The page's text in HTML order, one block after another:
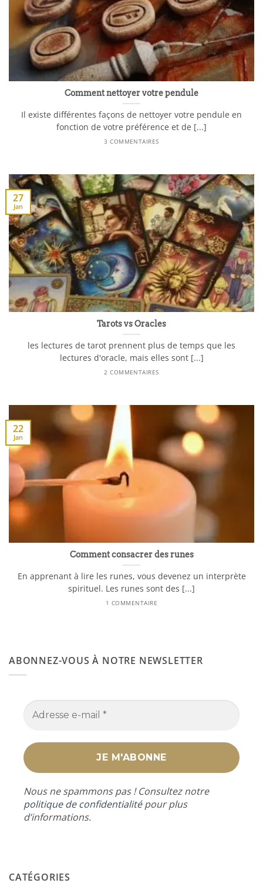
Comment nettoyer votre pendule
Il existe différentes façons de nettoyer votre pendule en
fonction de votre préférence et de [...]
3 COMMENTAIRES
Tarots vs Oracles
les lectures de tarot prennent plus de temps que les
lectures d'oracle, mais elles sont [...]
2 COMMENTAIRES
27
Jan
Comment consacrer des runes
En apprenant à lire les runes, vous devenez un interprète
spirituel. Les runes sont des [...]
1 COMMENTAIRE
22
Jan
ABONNEZ-VOUS À NOTRE NEWSLETTER
Nous ne spammons pas ! Consultez notre
politique de confidentialitépour plus
d’informations.
CATÉGORIES